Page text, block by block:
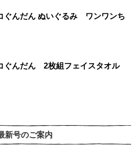
ぐんだん ぬいぐるみ ワンワンち
ぐんだん 2枚組フェイスタオル
新号のご案内